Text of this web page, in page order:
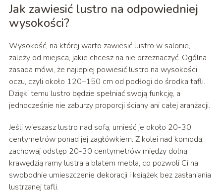
Jak zawiesić lustro na odpowiedniej
wysokości?
Wysokość, na której warto zawiesić lustro w salonie,
zależy od miejsca, jakie chcesz na nie przeznaczyć. Ogólna
zasada mówi, że najlepiej powiesić lustro na wysokości
oczu, czyli około 120–150 cm od podłogi do środka tafli.
Dzięki temu lustro będzie spełniać swoją funkcję, a
jednocześnie nie zaburzy proporcji ściany ani całej aranżacji.
Jeśli wieszasz lustro nad sofą, umieść je około 20-30
centymetrów ponad jej zagłówkiem. Z kolei nad komodą,
zachowaj odstęp 20-30 centymetrów między dolną
krawędzią ramy lustra a blatem mebla, co pozwoli Ci na
swobodnie umieszczenie dekoracji i książek bez zasłaniania
lustrzanej tafli.